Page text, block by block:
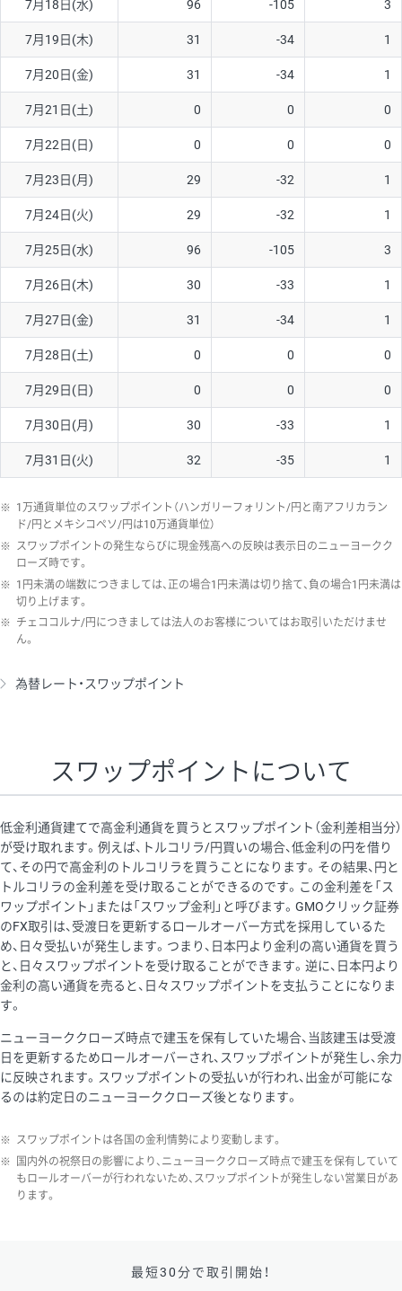
ソ/円は10万通貨単位。
7月18日(水) 96 -105 3
7月19日(木) 31 -34 1
7月20日(金) 31 -34 1
7月21日(土) 0 0 0
7月22日(日) 0 0 0
7月23日(月) 29 -32 1
7月24日(火) 29 -32 1
7月25日(水) 96 -105 3
7月26日(木) 30 -33 1
7月27日(金) 31 -34 1
7月28日(土) 0 0 0
7月29日(日) 0 0 0
7月30日(月) 30 -33 1
7月31日(火) 32 -35 1
※ 1万通貨単位のスワップポイント（ハンガリーフォリント/円と南アフリカラン
ド/円とメキシコペソ/円は10万通貨単位）
※ スワップポイントの発生ならびに現金残高への反映は表示日のニューヨークク
ローズ時です。
※ 1円未満の端数につきましては、正の場合1円未満は切り捨て、負の場合1円未満は
切り上げます。
※ チェココルナ/円につきましては法人のお客様についてはお取引いただけませ
ん。
為替レート・スワップポイント
スワップポイントについて
低金利通貨建てで高金利通貨を買うとスワップポイント（金利差相当分）
が受け取れます。例えば、トルコリラ/円買いの場合、低金利の円を借り
て、その円で高金利のトルコリラを買うことになります。その結果、円と
トルコリラの金利差を受け取ることができるのです。この金利差を「ス
ワップポイント」または「スワップ金利」と呼びます。GMOクリック証券
のFX取引は、受渡日を更新するロールオーバー方式を採用しているた
め、日々受払いが発生します。つまり、日本円より金利の高い通貨を買う
と、日々スワップポイントを受け取ることができます。逆に、日本円より
金利の高い通貨を売ると、日々スワップポイントを支払うことになりま
す。
ニューヨーククローズ時点で建玉を保有していた場合、当該建玉は受渡
日を更新するためロールオーバーされ、スワップポイントが発生し、余力
に反映されます。スワップポイントの受払いが行われ、出金が可能にな
るのは約定日のニューヨーククローズ後となります。
※ スワップポイントは各国の金利情勢により変動します。
※
国内外の祝祭日の影響により、ニューヨーククローズ時点で建玉を保有していて
もロールオーバーが行われないため、スワップポイントが発生しない営業日があ
ります。
最短30分で取引開始！